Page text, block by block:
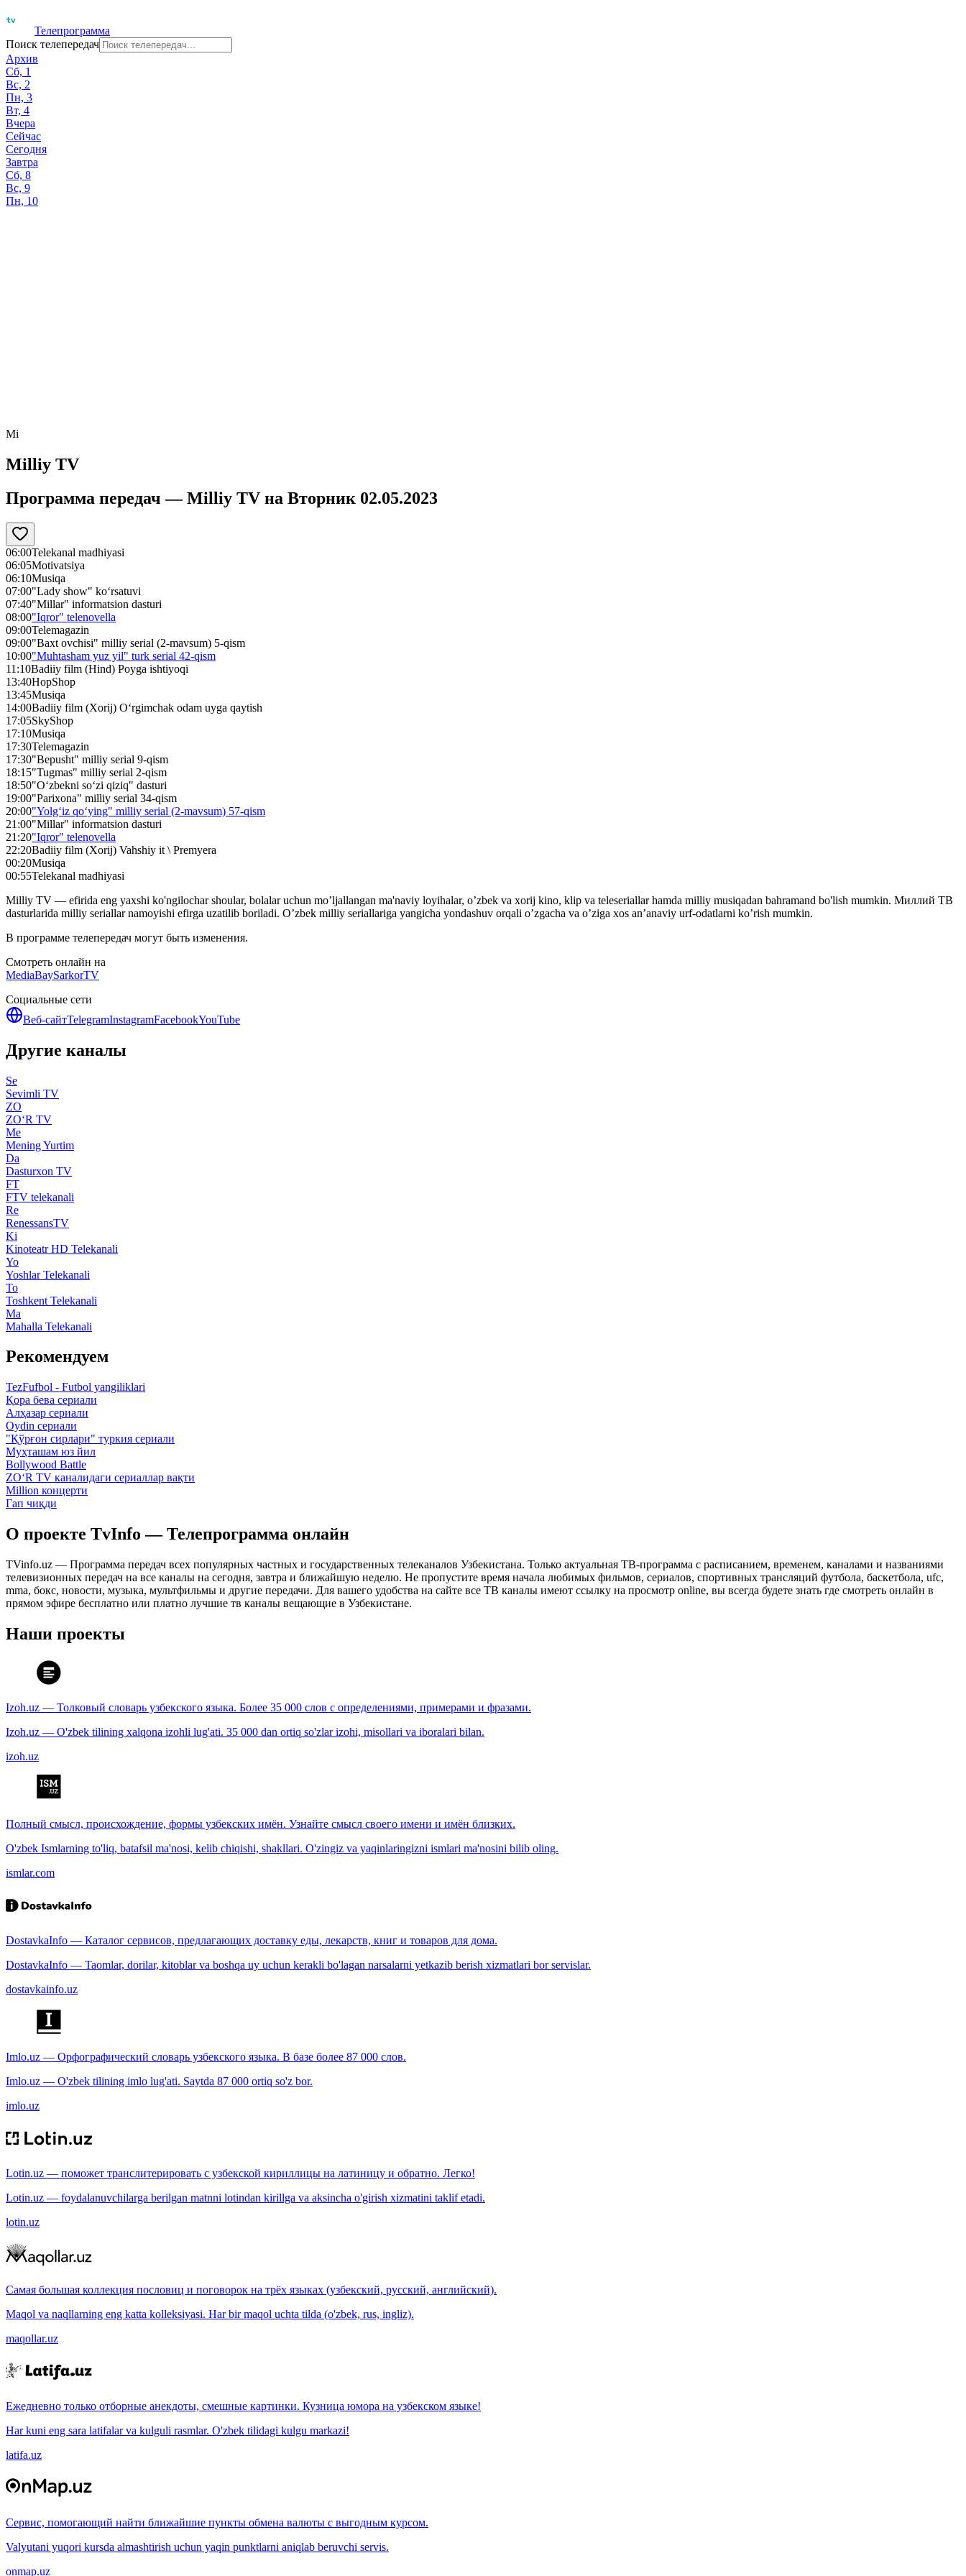
Телепрограмма
Поиск телепередач
Архив
Сб, 1
Вс, 2
Пн, 3
Вт, 4
Вчера
Сейчас
Сегодня
Завтра
Сб, 8
Вс, 9
Пн, 10
Mi
Milliy TV
Программа передач —Milliy TV на Вторник 02.05.2023
06:00Telekanal madhiyasi
06:05Motivatsiya
06:10Musiqa
07:00"Lady show" ko‘rsatuvi
07:40"Millar" informatsion dasturi
08:00"Iqror" telenovella
09:00Telemagazin
09:00"Baxt ovchisi" milliy serial (2-mavsum) 5-qism
10:00"Muhtasham yuz yil" turk serial 42-qism
11:10Badiiy film (Hind) Poyga ishtiyoqi
13:40HopShop
13:45Musiqa
14:00Badiiy film (Xorij) O‘rgimchak odam uyga qaytish
17:05SkyShop
17:10Musiqa
17:30Telemagazin
17:30"Bepusht" milliy serial 9-qism
18:15"Tugmas" milliy serial 2-qism
18:50"O‘zbekni so‘zi qiziq" dasturi
19:00"Parixona" milliy serial 34-qism
20:00"Yolg‘iz qo‘ying" milliy serial (2-mavsum) 57-qism
21:00"Millar" informatsion dasturi
21:20"Iqror" telenovella
22:20Badiiy film (Xorij) Vahshiy it \ Premyera
00:20Musiqa
00:55Telekanal madhiyasi
Milliy TV — efirida eng yaxshi ko'ngilochar shoular, bolalar uchun mo’ljallangan ma'naviy loyihalar, o’zbek va xorij kino, klip va teleseriallar hamda milliy musiqadan bahramand bo'lish mumkin. Миллий ТВ
dasturlarida milliy seriallar namoyishi efirga uzatilib boriladi. O’zbek milliy seriallariga yangicha yondashuv orqali o’zgacha va o’ziga xos an’anaviy urf-odatlarni ko’rish mumkin.
В программе телепередач могут быть изменения.
Смотреть онлайн на
MediaBaySarkorTV
Социальные сети
Веб-сайтTelegramInstagramFacebookYouTube
Другие каналы
Se
Sevimli TV
ZO
ZO‘R TV
Me
Mening Yurtim
Da
Dasturxon TV
FT
FTV telekanali
Re
RenessansTV
Ki
Kinoteatr HD Telekanali
Yo
Yoshlar Telekanali
To
Toshkent Telekanali
Ma
Mahalla Telekanali
Рекомендуем
TezFufbol - Futbol yangiliklari
Қора бева сериали
Алҳазар сериали
Oydin сериали
"Қўрғон сирлари" туркия сериали
Муҳташам юз йил
Bollywood Battle
ZO‘R TV каналидаги сериаллар вақти
Million концерти
Гап чиқди
О проекте TvInfo — Телепрограмма онлайн
TVinfo.uz — Программа передач всех популярных частных и государственных телеканалов Узбекистана. Только актуальная ТВ-программа с расписанием, временем, каналами и названиями
телевизионных передач на все каналы на сегодня, завтра и ближайшую неделю. Не пропустите время начала любимых фильмов, сериалов, спортивных трансляций футбола, баскетбола, ufc,
mma, бокс, новости, музыка, мультфильмы и другие передачи. Для вашего удобства на сайте все ТВ каналы имеют ссылку на просмотр online, вы всегда будете знать где смотреть онлайн в
прямом эфире бесплатно или платно лучшие тв каналы вещающие в Узбекистане.
Наши проекты
Izoh.uz — Толковый словарь узбекского языка. Более 35 000 слов с определениями, примерами и фразами.
Izoh.uz — O'zbek tilining xalqona izohli lug'ati. 35 000 dan ortiq so'zlar izohi, misollari va iboralari bilan.
izoh.uz
Полный смысл, происхождение, формы узбекских имён. Узнайте смысл своего имени и имён близких.
O'zbek Ismlarning to'liq, batafsil ma'nosi, kelib chiqishi, shakllari. O'zingiz va yaqinlaringizni ismlari ma'nosini bilib oling.
ismlar.com
DostavkaInfo — Каталог сервисов, предлагающих доставку еды, лекарств, книг и товаров для дома.
DostavkaInfo — Taomlar, dorilar, kitoblar va boshqa uy uchun kerakli bo'lagan narsalarni yetkazib berish xizmatlari bor servislar.
dostavkainfo.uz
Imlo.uz — Орфографический словарь узбекского языка. В базе более 87 000 слов.
Imlo.uz — O'zbek tilining imlo lug'ati. Saytda 87 000 ortiq so'z bor.
imlo.uz
Lotin.uz — поможет транслитерировать с узбекской кириллицы на латиницу и обратно. Легко!
Lotin.uz — foydalanuvchilarga berilgan matnni lotindan kirillga va aksincha o'girish xizmatini taklif etadi.
lotin.uz
Самая большая коллекция пословиц и поговорок на трёх языках (узбекский, русский, английский).
Maqol va naqllarning eng katta kolleksiyasi. Har bir maqol uchta tilda (o'zbek, rus, ingliz).
maqollar.uz
Ежедневно только отборные анекдоты, смешные картинки. Кузница юмора на узбекском языке!
Har kuni eng sara latifalar va kulguli rasmlar. O'zbek tilidagi kulgu markazi!
latifa.uz
Сервис, помогающий найти ближайшие пункты обмена валюты с выгодным курсом.
Valyutani yuqori kursda almashtirish uchun yaqin punktlarni aniqlab beruvchi servis.
onmap.uz